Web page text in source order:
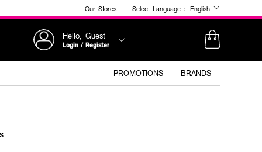
Our Stores Select Language : English
Hello, Guest
Login / Register
PROMOTIONS BRANDS